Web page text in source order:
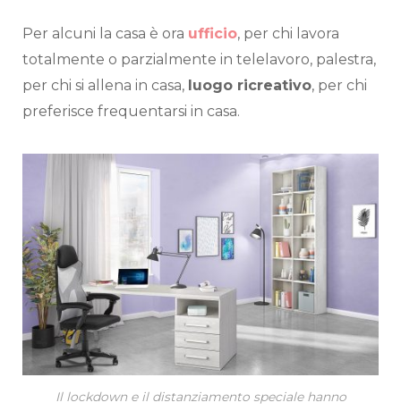
Per alcuni la casa è ora ufficio, per chi lavora
totalmente o parzialmente in telelavoro, palestra,
per chi si allena in casa, luogo ricreativo, per chi
preferisce frequentarsi in casa.
Il lockdown e il distanziamento speciale hanno